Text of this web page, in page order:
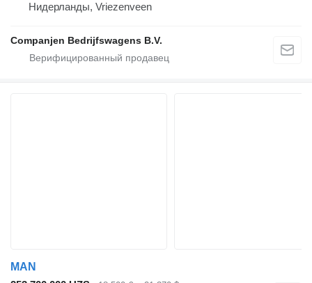
Нидерланды, Vriezenveen
Companjen Bedrijfswagens B.V.
MAN